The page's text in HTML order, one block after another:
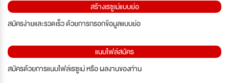
สร้างเรซูเม่แบบย่อ
สมัครง่ายและรวดเร็ว ด้วยการกรอกข้อมูลแบบย่อ
แนบไฟล์สมัคร
สมัครด้วยการแนบไฟล์เรซูเม่ หรือ ผลงานของท่าน